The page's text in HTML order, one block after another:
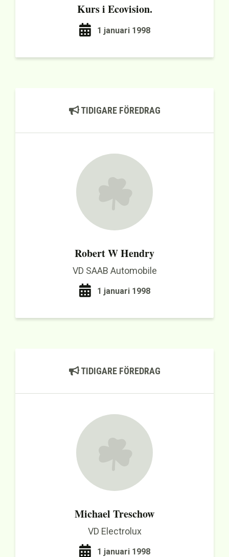
Kurs i Ecovision.
1 januari 1998
TIDIGARE FÖREDRAG
Robert W Hendry
VD SAAB Automobile
1 januari 1998
TIDIGARE FÖREDRAG
Michael Treschow
VD Electrolux
1 januari 1998